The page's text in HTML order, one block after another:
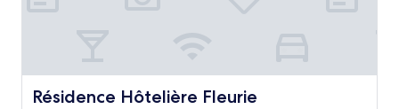
Résidence Hôtelière Fleurie
Résidence Hôtelière Fleurie